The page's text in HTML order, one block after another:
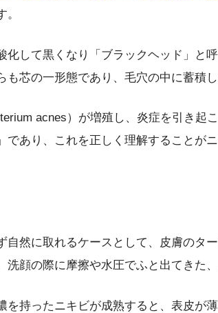
して黒くなり「ブラックヘッド」と
芯の一形態であり、毛穴の中に蓄積し
acnes）が増殖し、炎症を引き起
であり、これを正しく理解することが
然に取れるケースとして、皮膚のタ
顔の際に摩擦や水圧でふと出てきた
持ったニキビが成熟すると、表皮が